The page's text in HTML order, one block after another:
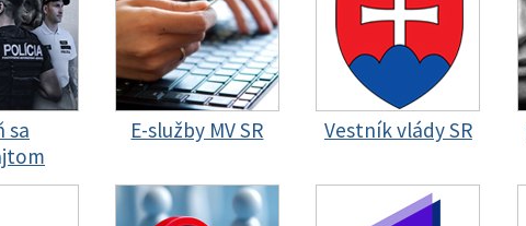
sa
E-služby MV SR Vestník vlády SR